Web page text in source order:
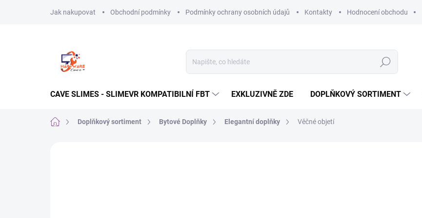
Jak nakupovat Obchodní podmínky Podmínky ochrany osobních údajů Kontakty Hodnocení obchodu
Hledat
CAVE SLIMES - SLIMEVR KOMPATIBILNÍ FBT EXKLUZIVNĚ ZDE DOPLŇKOVÝ SORTIMENT
Domů Doplňkový sortiment Bytové Doplňky Elegantní doplňky Věčné objetí